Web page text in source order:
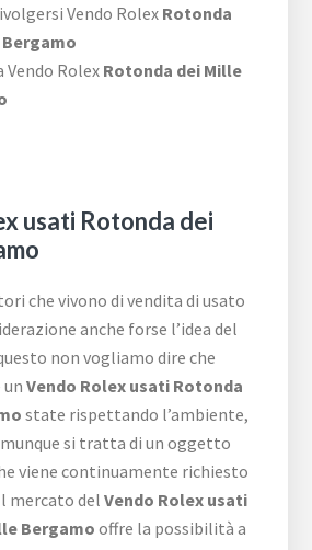
Vendo Rolex Rotonda
Vendo Rolex Rotonda dei Mille
usati Rotonda dei
che vivono di vendita di usato
anche forse l’idea del
non vogliamo dire che
unVendo Rolex usati Rotonda
state rispettando l’ambiente,
si tratta di un oggetto
viene continuamente richiesto
mercato delVendo Rolex usati
Bergamooffre la possibilità a